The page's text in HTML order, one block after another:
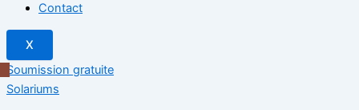
Contact
X
Soumission gratuite
Solariums